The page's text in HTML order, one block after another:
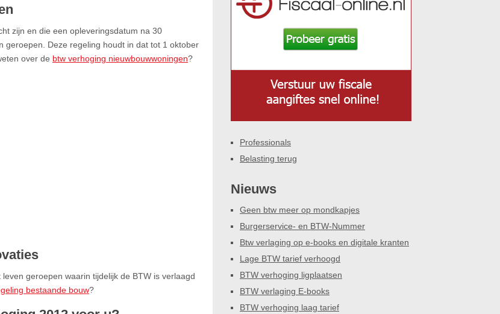
zijn en die een opleveringsdatum na 30
Deze regeling houdt in dat tot 1 oktober
over de btw verhoging nieuwbouwwoningen?
geroepen waarin tijdelijk de BTW is verlaagd
bestaande bouw?
Professionals
Belasting terug
Nieuws
Geen btw meer op mondkapjes
Burgerservice- en BTW-Nummer
Btw verlaging op e-books en digitale kranten
Lage BTW tarief verhoogd
BTW verhoging ligplaatsen
BTW verlaging E-books
BTW verhoging laag tarief